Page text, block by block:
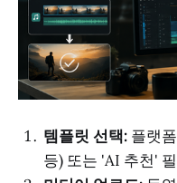
템플릿 선택: 플랫
등) 또는 'AI 추천'